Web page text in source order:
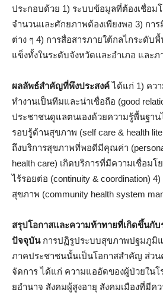
ประกอบด้วย 1) ระบบข้อมูลที่ต้องเชื่อม
จำนวนและศักยภาพต้องเพียงพอ 3) กา
ต่าง ๆ 4) การสื่อสารภายใต้กลไกระดับ
แข็งทั้งในระดับจังหวัดและอำเภอ และ
ผลลัพธ์สำคัญที่พึงประสงค์ได้แก่ 1) คว
ทำงานเป็นทีมและน่าเชื่อถือ (good
ประชาชนดูแลตนเองด้วยความรู้พื้นฐา
รอบรู้ด้านสุขภาพ (self care & health
ถึงบริการสุขภาพที่พอดีมีคุณค่า
health care) เกิดบริการที่มีความเชื่อมโ
ไร้รอยต่อ (continuity & coordination)
สุขภาพ (community health system
สรุปโอกาสและความท้าทายที่เกิดขึ้นกั
ปัจจุบันการปฏิรูประบบสุขภาพปฐมภูมิแ
ภาคประชาชนนั้นเป็นโอกาสสำคัญ ส่ว
จัดการ ได้แก่ ความแออัดของผู้ป่วยในโ
ยอำนาจ สังคมผู้สูงอายุ สังคมเมืองที่มี